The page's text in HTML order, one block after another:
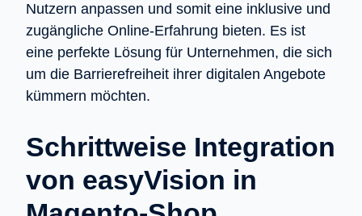
Nutzern anpassen und somit eine inklusive und
zugängliche Online-Erfahrung bieten. Es ist
eine perfekte Lösung für Unternehmen, die sich
um die Barrierefreiheit ihrer digitalen Angebote
kümmern möchten.
Schrittweise Integration
von easyVision in